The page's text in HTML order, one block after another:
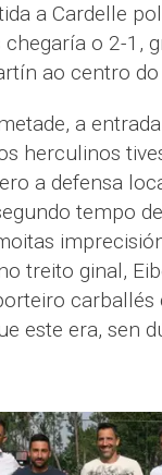
a Cardelle
chegaría o 2-1,
ao centro
a
herculinos
a defensa
tempo
treito ginal,
carballés
este era, sen